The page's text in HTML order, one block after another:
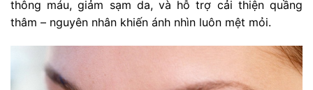
thông máu, giảm sạm da, và hỗ trợ cải thiện quầng
thâm – nguyên nhân khiến ánh nhìn luôn mệt mỏi.